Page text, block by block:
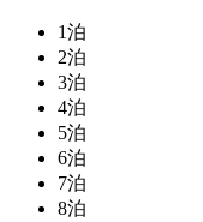
1泊
2泊
3泊
4泊
5泊
6泊
7泊
8泊